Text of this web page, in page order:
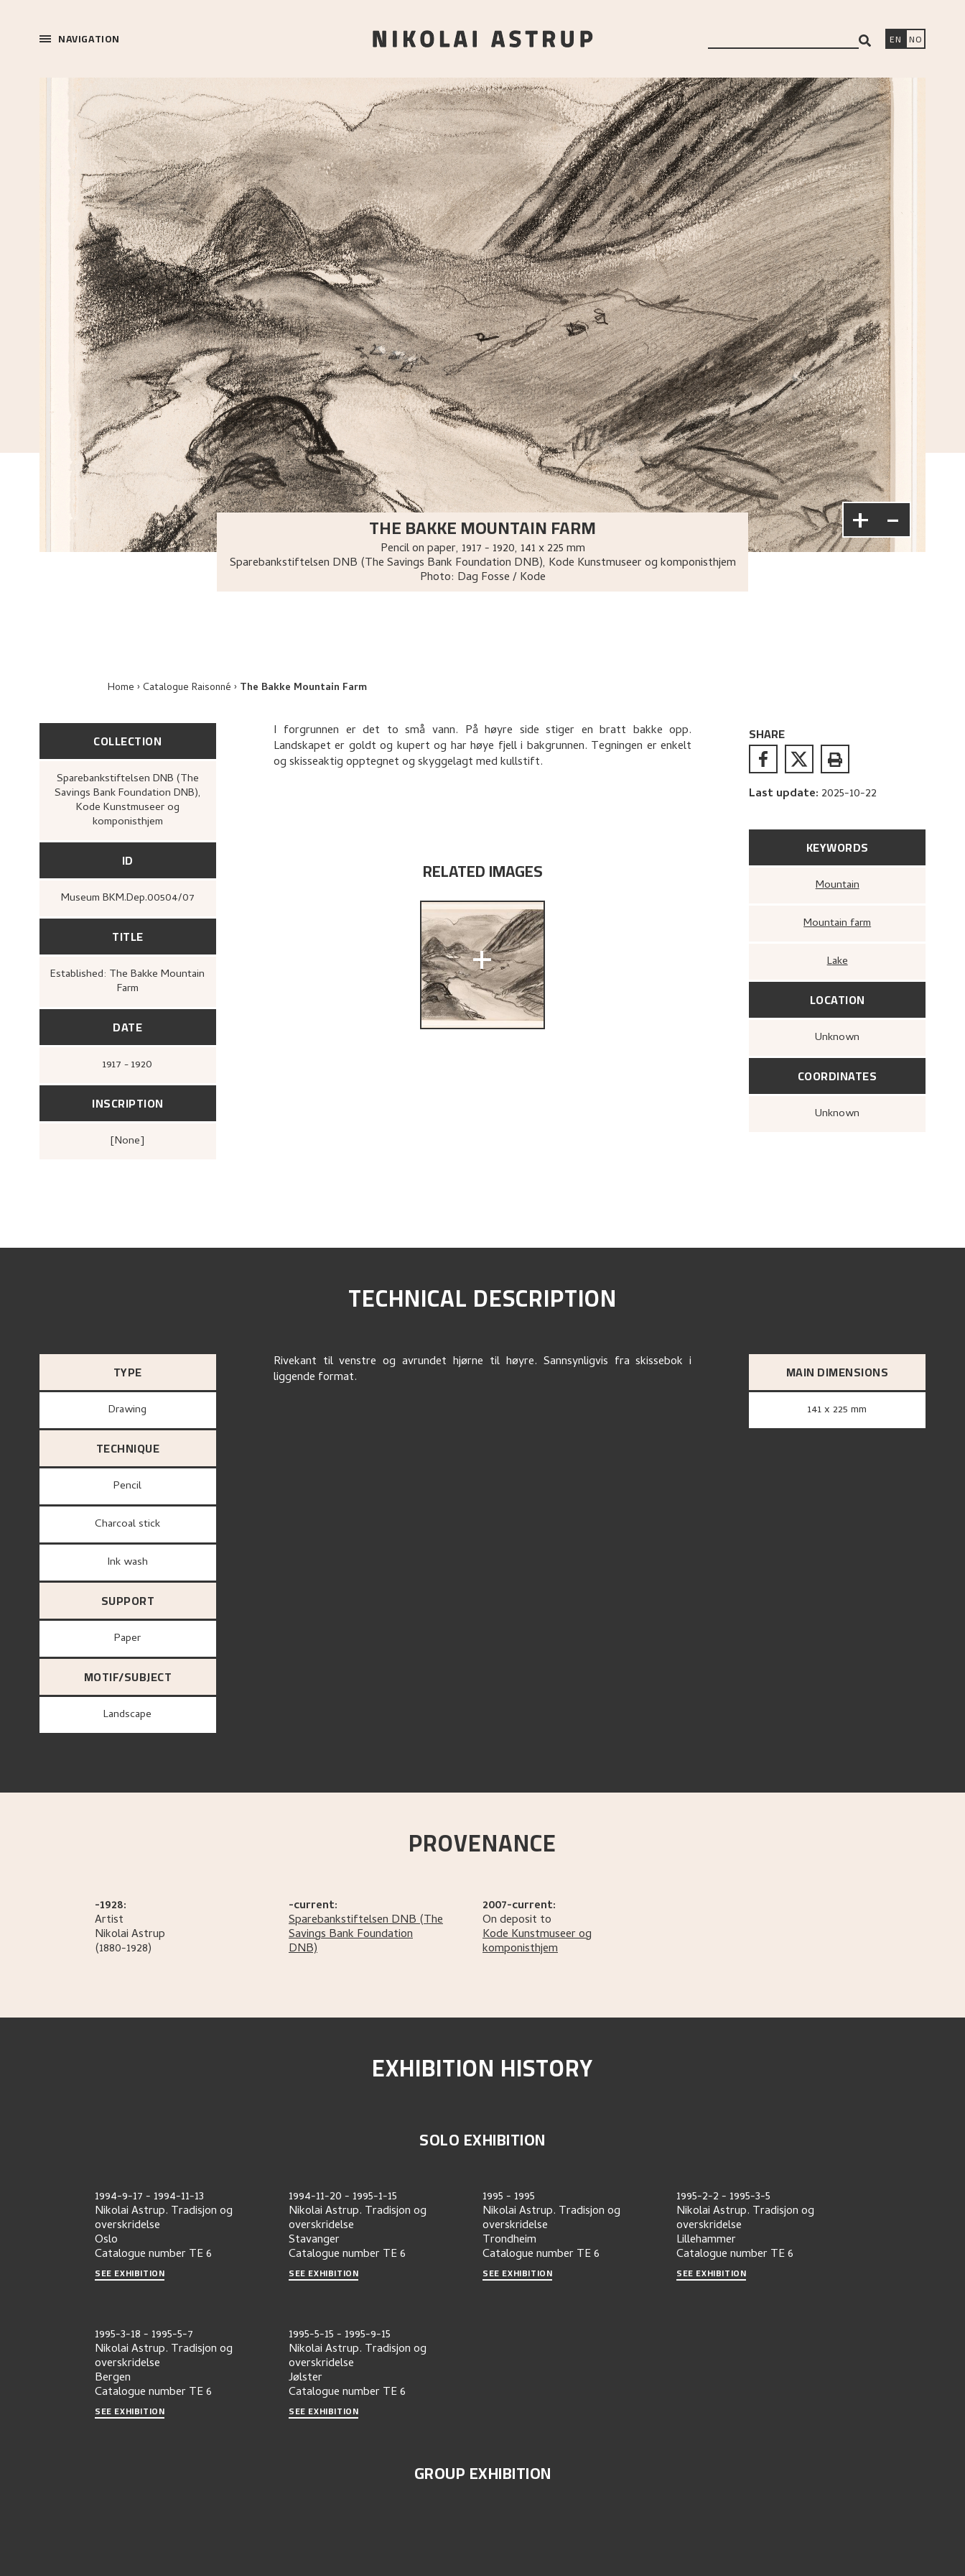
NAVIGATION EN NO
+ -
THE BAKKE MOUNTAIN FARM
Pencil on paper, 1917 - 1920, 141 x 225 mm
Sparebankstiftelsen DNB (The Savings Bank Foundation DNB), Kode Kunstmuseer og komponisthjem
Photo: Dag Fosse / Kode
Home Catalogue Raisonné The Bakke Mountain Farm
COLLECTION
Sparebankstiftelsen DNB (The
Savings Bank Foundation DNB),
Kode Kunstmuseer og
komponisthjem
ID
Museum BKM.Dep.00504/07
TITLE
Established: The Bakke Mountain
Farm
DATE
1917 - 1920
INSCRIPTION
[none]
I forgrunnen er det to små vann. På høyre side stiger en bratt bakke opp.
Landskapet er goldt og kupert og har høye fjell i bakgrunnen. Tegningen er enkelt
og skisseaktig opptegnet og skyggelagt med kullstift.
RELATED IMAGES
+
SHARE
Last update: 2025-10-22
KEYWORDS
Mountain
Mountain farm
Lake
LOCATION
Unknown
COORDINATES
Unknown
TECHNICAL DESCRIPTION
TYPE
Drawing
TECHNIQUE
Pencil
Charcoal stick
Ink wash
SUPPORT
paper
MOTIF/SUBJECT
Landscape
Rivekant til venstre og avrundet hjørne til høyre. Sannsynligvis fra skissebok i
liggende format.
MAIN DIMENSIONS
141 x 225 mm
PROVENANCE
-1928:
Artist
NikolaiAstrup
(1880-1928)
-current:
Sparebankstiftelsen DNB(The
Savings Bank Foundation
DNB)
2007-current:
On deposit to
Kode Kunstmuseer og
komponisthjem
EXHIBITION HISTORY
SOLO EXHIBITION
1994-9-17- 1994-11-13
Nikolai Astrup. Tradisjon og
overskridelse
Oslo
Catalogue numberTE 6
SEE EXHIBITION
1994-11-20- 1995-1-15
Nikolai Astrup. Tradisjon og
overskridelse
Stavanger
Catalogue numberTE 6
SEE EXHIBITION
1995- 1995
Nikolai Astrup. Tradisjon og
overskridelse
Trondheim
Catalogue numberTE 6
SEE EXHIBITION
1995-2-2- 1995-3-5
Nikolai Astrup. Tradisjon og
overskridelse
Lillehammer
Catalogue numberTE 6
SEE EXHIBITION
1995-3-18- 1995-5-7
Nikolai Astrup. Tradisjon og
overskridelse
Bergen
Catalogue numberTE 6
SEE EXHIBITION
1995-5-15- 1995-9-15
Nikolai Astrup. Tradisjon og
overskridelse
Jølster
Catalogue numberTE 6
SEE EXHIBITION
GROUP EXHIBITION